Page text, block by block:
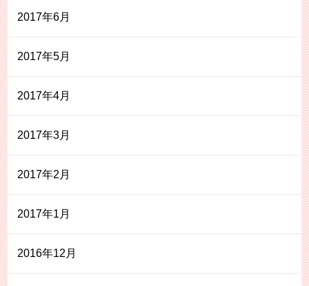
2017年6月
2017年5月
2017年4月
2017年3月
2017年2月
2017年1月
2016年12月